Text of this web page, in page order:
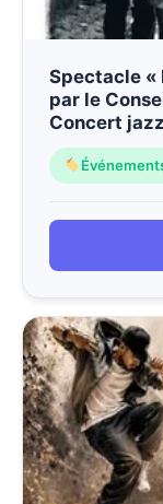
Spectacle «
par le
Concert